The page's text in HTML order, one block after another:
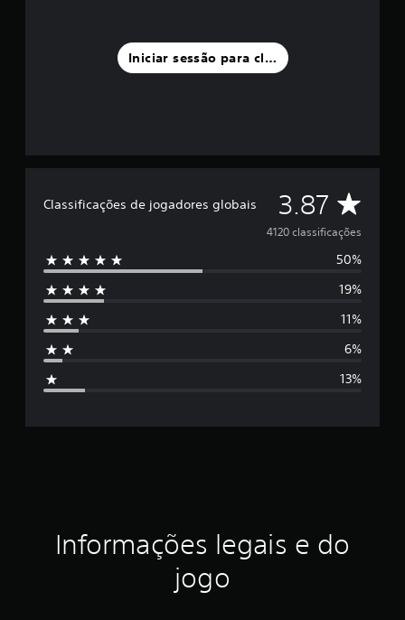
Iniciar sessão para classificar
Classificações de jogadores globais 3.87 C
l
a
s
i
ç
4120 classificações
50%
19%
11%
6%
13%
Informações legais e do
jogo